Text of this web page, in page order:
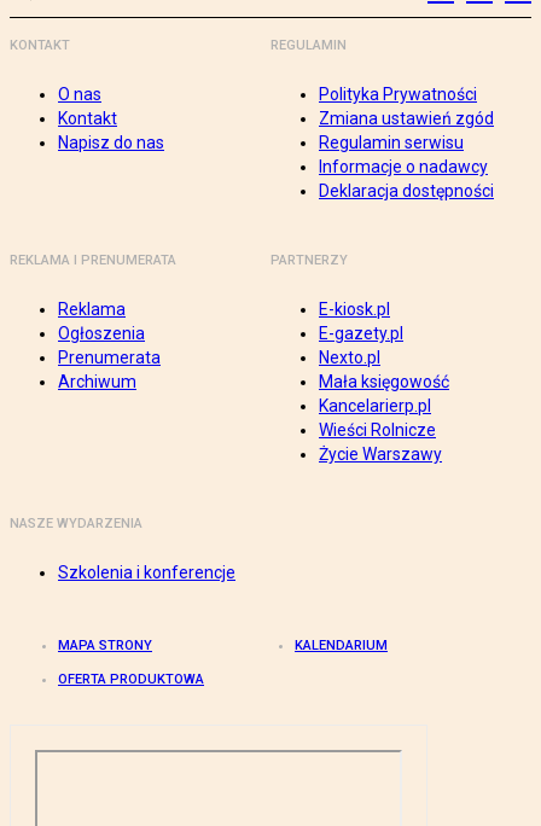
KONTAKT
O nas
Kontakt
Napisz do nas
REGULAMIN
Polityka Prywatności
Zmiana ustawień zgód
Regulamin serwisu
Informacje o nadawcy
Deklaracja dostępności
REKLAMA I PRENUMERATA
Reklama
Ogłoszenia
Prenumerata
Archiwum
PARTNERZY
E-kiosk.pl
E-gazety.pl
Nexto.pl
Mała księgowość
Kancelarierp.pl
Wieści Rolnicze
Życie Warszawy
NASZE WYDARZENIA
Szkolenia i konferencje
MAPA STRONY KALENDARIUM
OFERTA PRODUKTOWA